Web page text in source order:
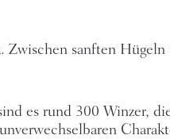
Zwischen sanften
es rund 300 Winzer,